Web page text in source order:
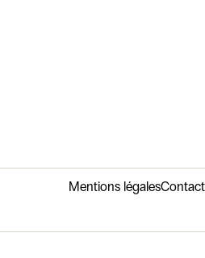
Mentions légalesContact